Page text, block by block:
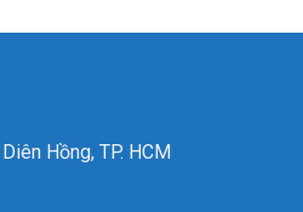
Hồng, TP. HCM